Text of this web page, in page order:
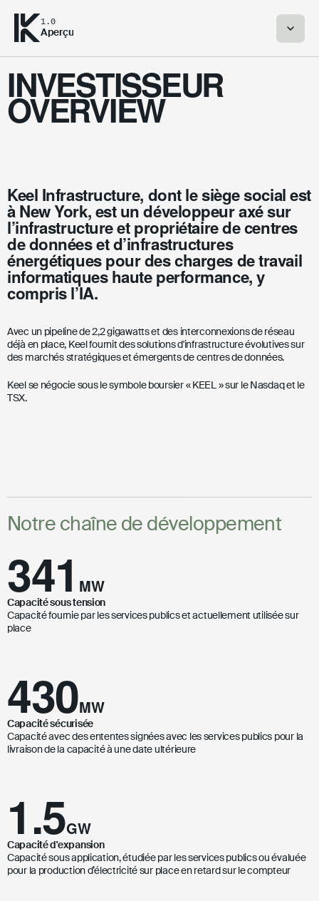
1.0
Aperçu
INVESTISSEUR
OVERVIEW
Keel Infrastructure, dont le siège social est
à New York, est un développeur axé sur
l’infrastructure et propriétaire de centres
de données et d’infrastructures
énergétiques pour des charges de travail
informatiques haute performance, y
compris l’IA.
Avec un pipeline de 2,2 gigawatts et des interconnexions de réseau
déjà en place, Keel fournit des solutions d'infrastructure évolutives sur
des marchés stratégiques et émergents de centres de données.
Keel se négocie sous le symbole boursier « KEEL » sur le Nasdaq et le
TSX.
Notre chaîne de développement
341 MW
Capacité sous tension
Capacité fournie par les services publics et actuellement utilisée sur
place
430MW
Capacité sécurisée
Capacité avec des ententes signées avec les services publics pour la
livraison de la capacité à une date ultérieure
1.5GW
Capacité d'expansion
Capacité sous application, étudiée par les services publics ou évaluée
pour la production d’électricité sur place en retard sur le compteur